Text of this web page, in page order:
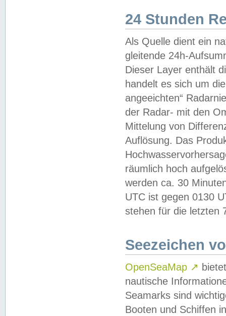
24 Stunden
Als Quelle dient ein
gleitende 24h-
Dieser Layer enthält
handelt es sich um
angeeichten“
der Radar- mit den
Mittelung von
Auflösung. Das
räumlich hoch
werden ca. 30
UTC ist gegen 0130
stehen für die letzten
Seezeichen
OpenSeaMap ↗
nautische
Seamarks sind
Booten und Schiffen